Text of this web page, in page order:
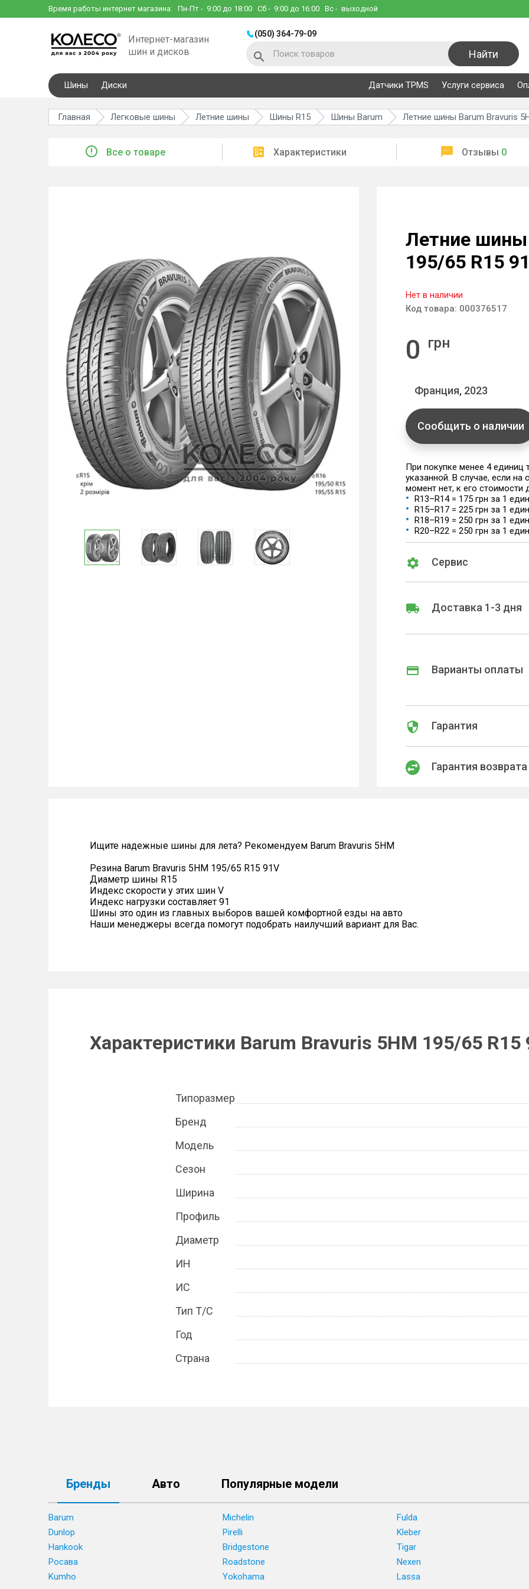
Время работы интернет магазина: Пн-Пт - 9:00 до 18:00 Сб - 9:00 до 16:00 Вс - выходной
Интернет-магазин
шин и дисков
(050) 364-79-09
Найти
Шины Диски Датчики TPMS Услуги сервиса
Главная Легковые шины Летние шины Шины R15 Шины Barum Летние шины Barum Bravuris
Все о товаре Характеристики Отзывы 0
Летние шины
195/65 R15
Нет в наличии
Код товара: 000376517
0 грн
Франция, 2023
Сообщить о наличии
При покупке менее 4
указанной. В случае, если
момент нет, к его стоимости
R13–R14 = 175 грн за 1
R15–R17 = 225 грн за 1
R18–R19 = 250 грн за 1
R20–R22 = 250 грн за 1
Сервис
Доставка 1-3 дня
Варианты оплаты
Гарантия
Гарантия возврата
Ищите надежные шины для лета? Рекомендуем Barum Bravuris 5HM
Резина Barum Bravuris 5HM 195/65 R15 91V
Диаметр шины R15
Индекс скорости у этих шин V
Индекс нагрузки составляет 91
Шины это один из главных выборов вашей комфортной езды на авто
Наши менеджеры всегда помогут подобрать наилучший вариант для Вас.
Характеристики Barum Bravuris 5HM 195/65 R15
Типоразмер
Бренд
Модель
Сезон
Ширина
Профиль
Диаметр
ИН
ИС
Тип Т/С
Год
Страна
Бренды Авто Популярные модели
Barum Michelin
Fulda
Dunlop
Pirelli
Kleber
Hankook
Bridgestone
Tigar
Росава
Roadstone
Nexen
Kumho
Yokohama Lassa